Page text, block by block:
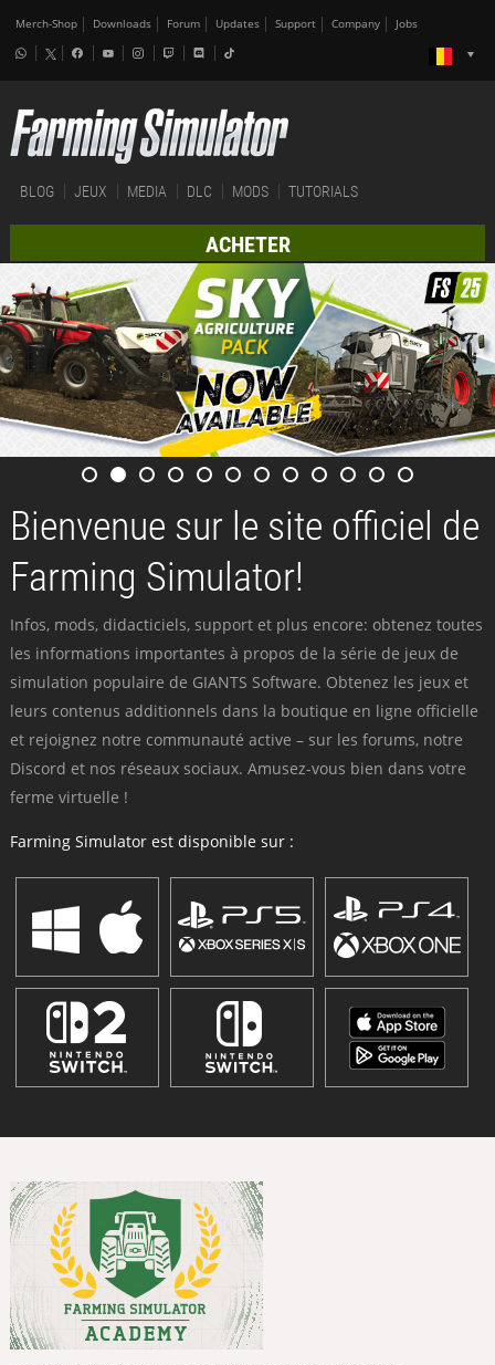
Merch-Shop Downloads Forum Updates Support Company Jobs
BLOG JEUX MEDIA DLC MODS TUTORIALS
ACHETER
Bienvenue sur le site officiel de
Farming Simulator!
Infos, mods, didacticiels, support et plus encore: obtenez toutes
les informations importantes à propos de la série de jeux de
simulation populaire de GIANTS Software. Obtenez les jeux et
leurs contenus additionnels dans la boutique en ligne officielle
et rejoignez notre communauté active – sur les forums, notre
Discord et nos réseaux sociaux. Amusez-vous bien dans votre
ferme virtuelle !
Farming Simulator est disponible sur :